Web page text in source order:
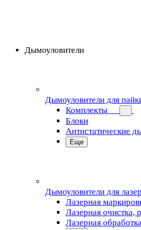
Дымоуловители
Дымоуловители для
Комплекты
Блоки
Антистатические
Еще
Дымоуловители для
Лазерная
Лазерная очистка,
Лазерная